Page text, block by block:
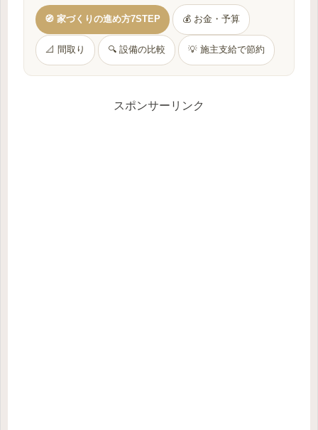
🧭 家づくりの進め方7STEP 💰 お金・予算
📐 間取り 🔍 設備の比較 💡 施主支給で節約
スポンサーリンク